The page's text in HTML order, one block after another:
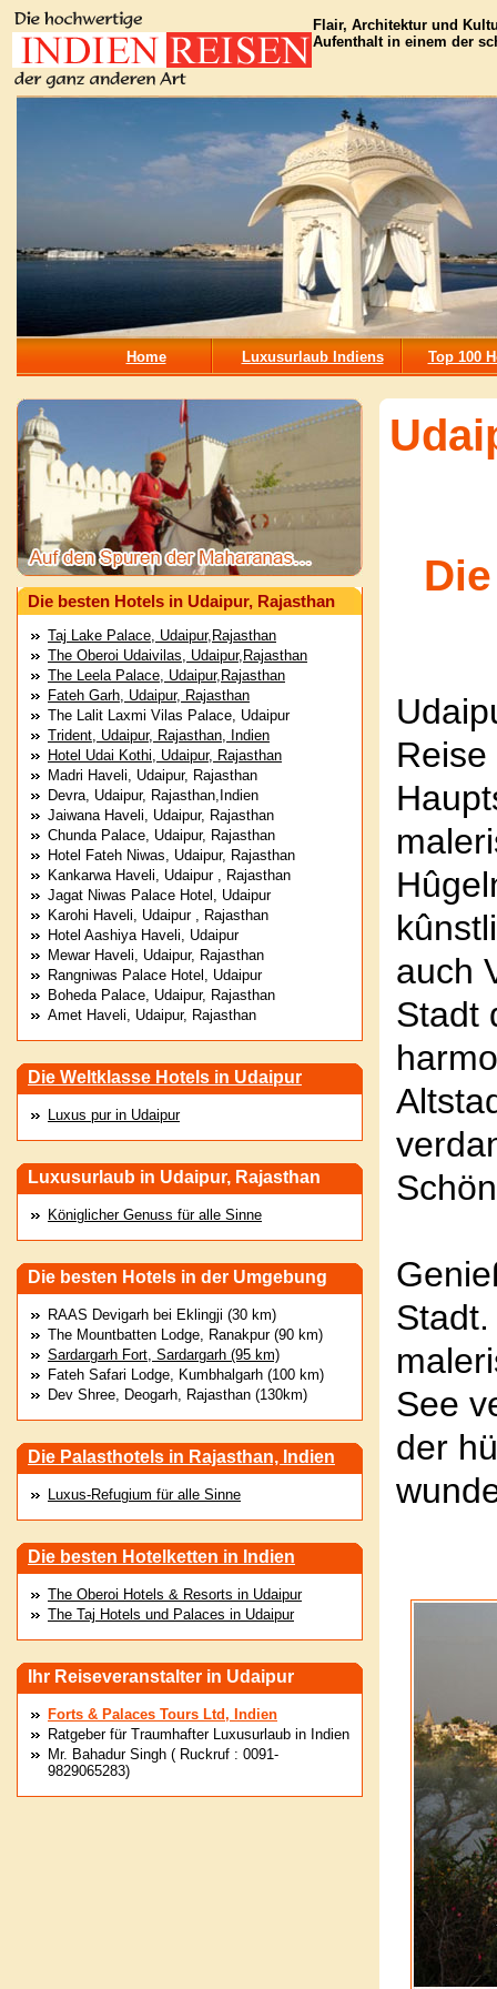
Flair, Architektur und
Aufenthalt in einem der
Home Luxusurlaub Indiens Top 100
Die besten Hotels in Udaipur, Rajasthan
Taj Lake Palace, Udaipur,Rajasthan
The Oberoi Udaivilas, Udaipur,Rajasthan
The Leela Palace, Udaipur,Rajasthan
Fateh Garh, Udaipur, Rajasthan
The Lalit Laxmi Vilas Palace, Udaipur
Trident, Udaipur, Rajasthan, Indien
Hotel Udai Kothi, Udaipur, Rajasthan
Madri Haveli, Udaipur, Rajasthan
Devra, Udaipur, Rajasthan,Indien
Jaiwana Haveli, Udaipur, Rajasthan
Chunda Palace, Udaipur, Rajasthan
Hotel Fateh Niwas, Udaipur, Rajasthan
Kankarwa Haveli, Udaipur , Rajasthan
Jagat Niwas Palace Hotel, Udaipur
Karohi Haveli, Udaipur , Rajasthan
Hotel Aashiya Haveli, Udaipur
Mewar Haveli, Udaipur, Rajasthan
Rangniwas Palace Hotel, Udaipur
Boheda Palace, Udaipur, Rajasthan
Amet Haveli, Udaipur, Rajasthan
Die Weltklasse Hotels in Udaipur
Luxus pur in Udaipur
Luxusurlaub in Udaipur, Rajasthan
Königlicher Genuss für alle Sinne
Die besten Hotels in der Umgebung
RAAS Devigarh bei Eklingji (30 km)
The Mountbatten Lodge, Ranakpur (90 km)
Sardargarh Fort, Sardargarh (95 km)
Fateh Safari Lodge, Kumbhalgarh (100 km)
Dev Shree, Deogarh, Rajasthan (130km)
Die Palasthotels in Rajasthan, Indien
Luxus-Refugium für alle Sinne
Die besten Hotelketten in Indien
The Oberoi Hotels & Resorts in Udaipur
The Taj Hotels und Palaces in Udaipur
Ihr Reiseveranstalter in Udaipur
Forts & Palaces Tours Ltd, Indien
Ratgeber für Traumhafter Luxusurlaub in Indien
Mr. Bahadur Singh ( Ruckruf : 0091-
9829065283)
auch
Stadt
See
der